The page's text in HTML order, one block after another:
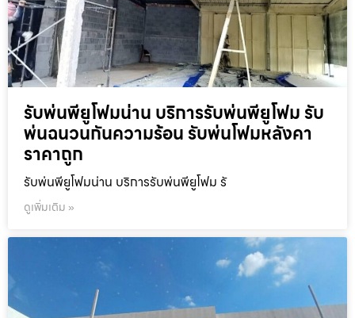
รับพ่นพียูโฟมน่าน บริการรับพ่นพียูโฟม รับ
พ่นฉนวนกันความร้อน รับพ่นโฟมหลังคา
ราคาถูก
รับพ่นพียูโฟมน่าน บริการรับพ่นพียูโฟม รั
ดูเพิ่มเติม »